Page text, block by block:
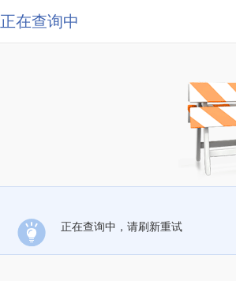
正在查询中
正在查询中，请刷新重试